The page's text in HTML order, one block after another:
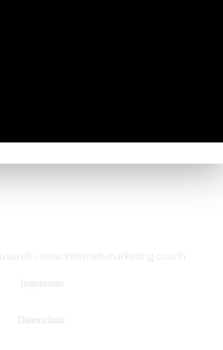
- www.internet-marketing.coach
Impressum
Datenschutz